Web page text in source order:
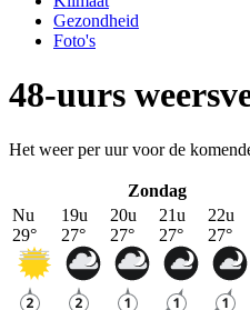
Gezondheid
Foto's
48-uurs
Het weer per uur voor de
Zondag
Nu
29°
19u
27°
20u
27°
21u
27°
22u
27°